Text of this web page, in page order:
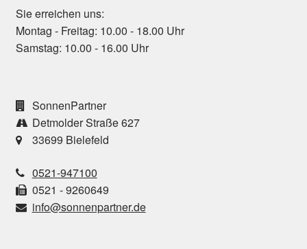
Sie erreichen uns:
Montag - Freitag: 10.00 - 18.00 Uhr
Samstag: 10.00 - 16.00 Uhr
SonnenPartner
Detmolder Straße 627
33699 Bielefeld
0521-947100
0521 - 9260649
info@sonnenpartner.de